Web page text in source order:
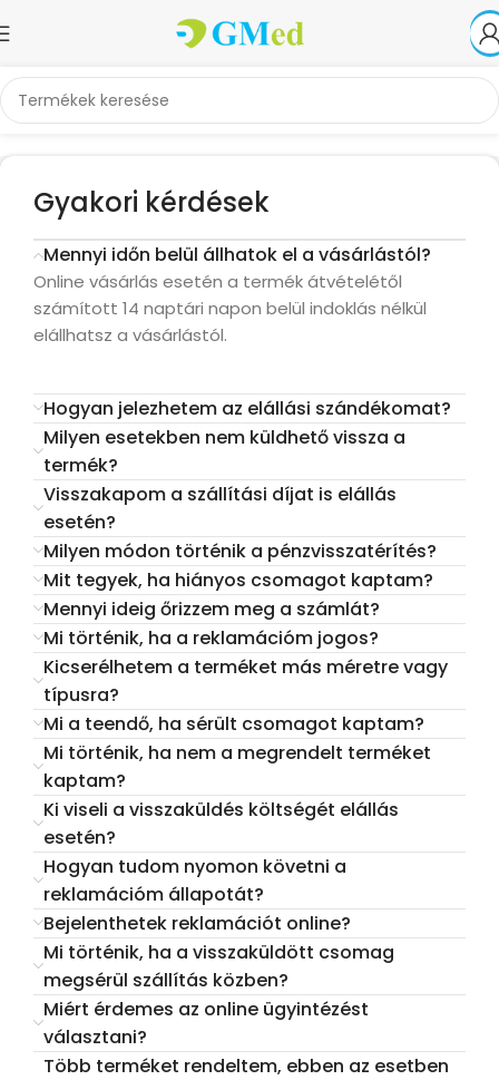
Gyakori kérdések
Mennyi időn belül állhatok el a vásárlástól?
Online vásárlás esetén a termék átvételétől
számított 14 naptári napon belül indoklás nélkül
elállhatsz a vásárlástól.
Hogyan jelezhetem az elállási szándékomat?
Milyen esetekben nem küldhető vissza a
termék?
Visszakapom a szállítási díjat is elállás
esetén?
Milyen módon történik a pénzvisszatérítés?
Mit tegyek, ha hiányos csomagot kaptam?
Mennyi ideig őrizzem meg a számlát?
Mi történik, ha a reklamációm jogos?
Kicserélhetem a terméket más méretre vagy
típusra?
Mi a teendő, ha sérült csomagot kaptam?
Mi történik, ha nem a megrendelt terméket
kaptam?
Ki viseli a visszaküldés költségét elállás
esetén?
Hogyan tudom nyomon követni a
reklamációm állapotát?
Bejelenthetek reklamációt online?
Mi történik, ha a visszaküldött csomag
megsérül szállítás közben?
Miért érdemes az online ügyintézést
választani?
Több terméket rendeltem, ebben az esetben